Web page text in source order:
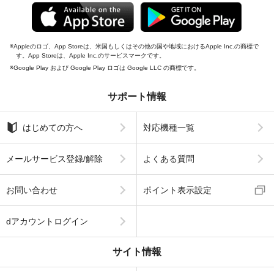
Appleのロゴ、App Storeは、米国もしくはその他の国や地域におけるApple Inc.の商標で
す。App Storeは、Apple Inc.のサービスマークです。
Google Play および Google Play ロゴは Google LLC の商標です。
サポート情報
はじめての方へ 対応機種一覧
メールサービス登録/解除 よくある質問
お問い合わせ ポイント表示設定
dアカウントログイン
サイト情報